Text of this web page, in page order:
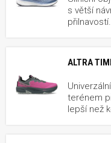
s větší
přilnavostí.
ALTRA
terénem
lepší než